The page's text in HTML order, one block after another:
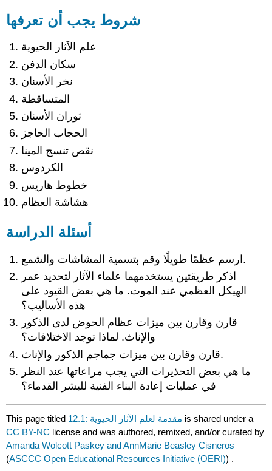
شروط يجب أن تعرفها
علم الآثار الحيوية
سكان الدفن
نخر الأسنان
المتساقطة
ثوران الأسنان
الحجاب الحاجز
نقص تنسج المينا
الكردوس
خطوط هاريس
هشاشة العظام
أسئلة الدراسة
ارسم عظمًا طويلًا وقم بتسمية المشاشات والشمع.
اذكر طريقتين يستخدمهما علماء الآثار لتحديد عمر
الهيكل العظمي عند الموت. ما هي بعض القيود على
هذه الأساليب؟
قارن وقارن بين ميزات عظام الحوض لدى الذكور
والإناث. لماذا توجد الاختلافات؟
قارن وقارن بين ميزات جماجم الذكور والإناث.
ما هي بعض التحذيرات التي يجب مراعاتها عند النظر
في عمليات إعادة البناء الفنية للبشر القدماء؟
This page titled 12.1: مقدمة لعلم الآثار الحيوية is shared under a
CC BY-NC license and was authored, remixed, and/or curated by
Amanda Wolcott Paskey and AnnMarie Beasley Cisneros
(ASCCC Open Educational Resources Initiative (OERI)) .